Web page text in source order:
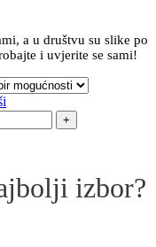
a u društvu su slike po
i uvjerite se sami!
izbor?